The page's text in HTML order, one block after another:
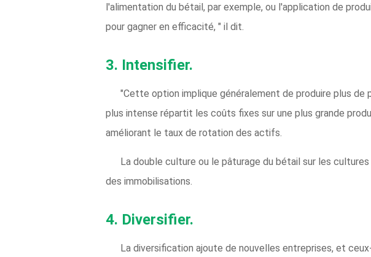
l'alimentation du bétail, par exemple, ou l'application de
pour gagner en efficacité, " il dit.
3. Intensifier.
"Cette option implique généralement de produire plus de
plus intense répartit les coûts fixes sur une plus grande
améliorant le taux de rotation des actifs.
La double culture ou le pâturage du bétail sur les
des immobilisations.
4. Diversifier.
La diversification ajoute de nouvelles entreprises, et